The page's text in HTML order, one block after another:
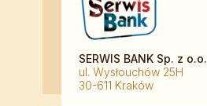
SERWIS BANK Sp. z o.o.
ul. Wysłouchów 25H
30-611 Kraków